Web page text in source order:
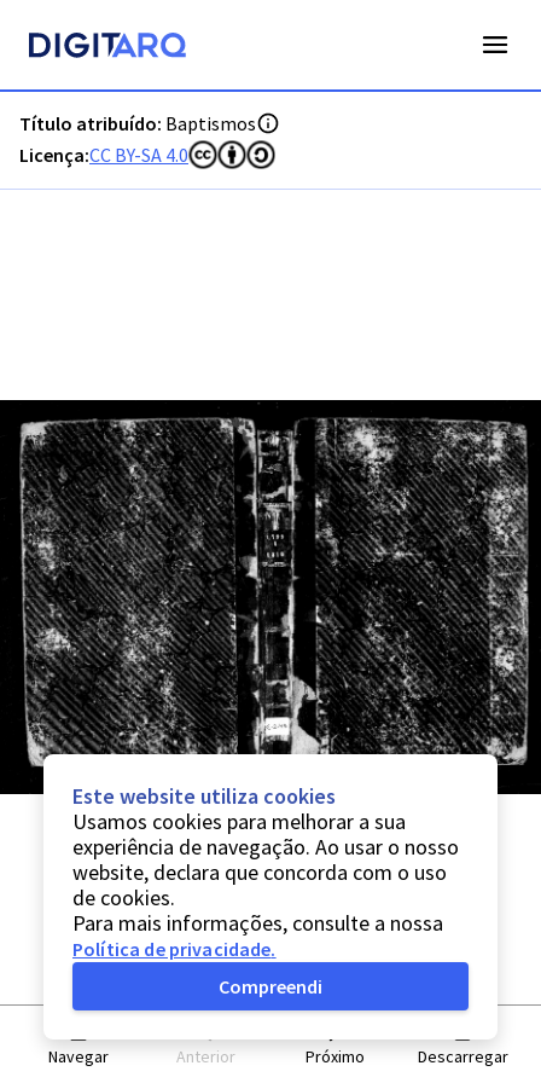
Título atribuído: Baptismos
Licença:CC BY-SA 4.0
Navegar Anterior Próximo Descarregar
Este website utiliza cookies
Usamos cookies para melhorar a sua
experiência de navegação. Ao usar o nosso
website, declara que concorda com o uso
de cookies.
Para mais informações, consulte a nossa
Política de privacidade.
Compreendi